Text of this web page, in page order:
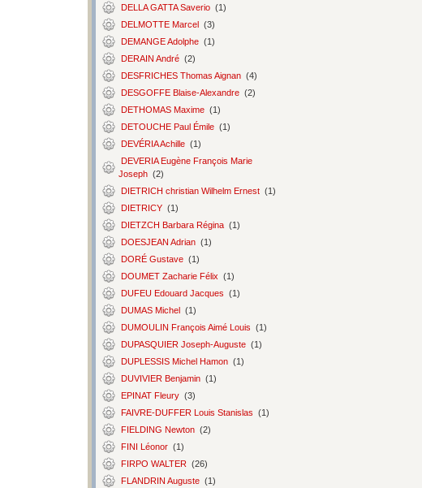
DELLA GATTA Saverio (1)
DELMOTTE Marcel (3)
DEMANGE Adolphe (1)
DERAIN André (2)
DESFRICHES Thomas Aignan (4)
DESGOFFE Blaise-Alexandre (2)
DETHOMAS Maxime (1)
DETOUCHE Paul Émile (1)
DEVÉRIA Achille (1)
DEVERIA Eugène François Marie
Joseph (2)
DIETRICH christian Wilhelm Ernest (1)
DIETRICY (1)
DIETZCH Barbara Régina (1)
DOESJEAN Adrian (1)
DORÉ Gustave (1)
DOUMET Zacharie Félix (1)
DUFEU Edouard Jacques (1)
DUMAS Michel (1)
DUMOULIN François Aimé Louis (1)
DUPASQUIER Joseph-Auguste (1)
DUPLESSIS Michel Hamon (1)
DUVIVIER Benjamin (1)
EPINAT Fleury (3)
FAIVRE-DUFFER Louis Stanislas (1)
FIELDING Newton (2)
FINI Léonor (1)
FIRPO WALTER (26)
FLANDRIN Auguste (1)